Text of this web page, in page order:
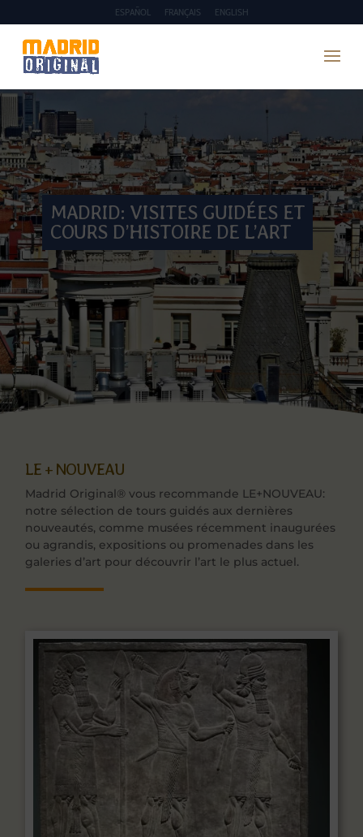
ESPAÑOL FRANÇAIS ENGLISH
MADRID: VISITES GUIDÉES ET
COURS D’HISTOIRE DE L’ART
LE + NOUVEAU
Madrid Original® vous recommande LE+NOUVEAU:
notre sélection de tours guidés aux dernières
nouveautés, comme musées récemment inaugurées
ou agrandis, expositions ou promenades dans les
galeries d’art pour découvrir l’art le plus actuel.